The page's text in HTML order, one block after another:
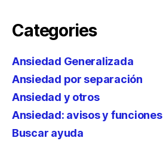
Categories
Ansiedad Generalizada
Ansiedad por separación
Ansiedad y otros
Ansiedad: avisos y funciones
Buscar ayuda